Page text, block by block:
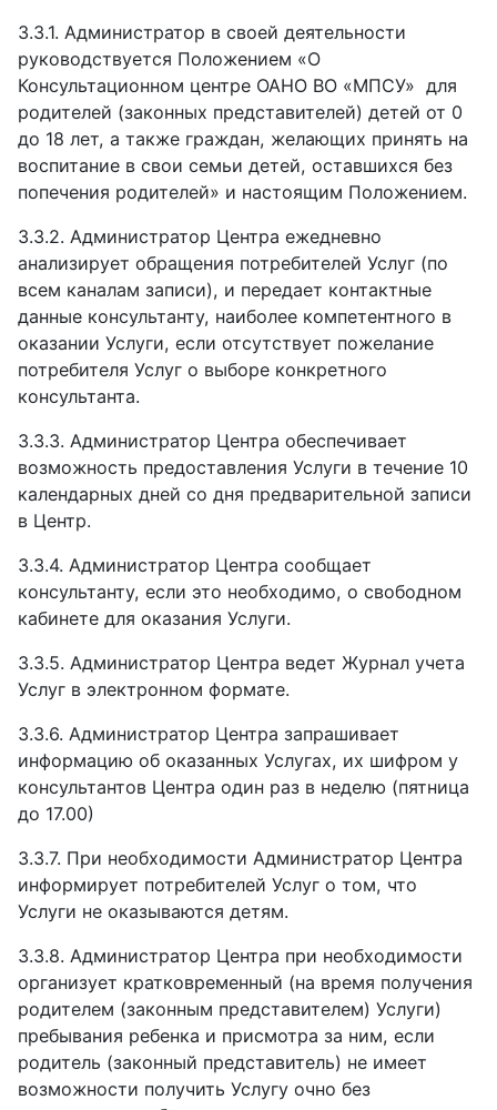
3.3.1. Администратор в своей деятельности
руководствуется Положением «О
Консультационном центре ОАНО ВО «МПСУ» для
родителей (законных представителей) детей от 0
до 18 лет, а также граждан, желающих принять на
воспитание в свои семьи детей, оставшихся без
попечения родителей» и настоящим Положением.
3.3.2. Администратор Центра ежедневно
анализирует обращения потребителей Услуг (по
всем каналам записи), и передает контактные
данные консультанту, наиболее компетентного в
оказании Услуги, если отсутствует пожелание
потребителя Услуг о выборе конкретного
консультанта.
3.3.3. Администратор Центра обеспечивает
возможность предоставления Услуги в течение 10
календарных дней со дня предварительной записи
в Центр.
3.3.4. Администратор Центра сообщает
консультанту, если это необходимо, о свободном
кабинете для оказания Услуги.
3.3.5. Администратор Центра ведет Журнал учета
Услуг в электронном формате.
3.3.6. Администратор Центра запрашивает
информацию об оказанных Услугах, их шифром у
консультантов Центра один раз в неделю (пятница
до 17.00)
3.3.7. При необходимости Администратор Центра
информирует потребителей Услуг о том, что
Услуги не оказываются детям.
3.3.8. Администратор Центра при необходимости
организует кратковременный (на время получения
родителем (законным представителем) Услуги)
пребывания ребенка и присмотра за ним, если
родитель (законный представитель) не имеет
возможности получить Услугу очно без